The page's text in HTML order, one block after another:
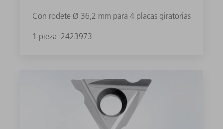
Con rodete Ø 36,2 mm para 4 placas giratorias
1 pieza 2423973